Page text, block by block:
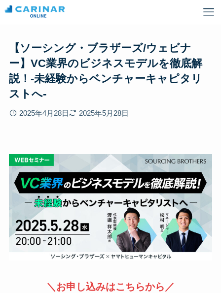
【ソーシング・ブラザーズ/ウェビナ
ー】VC業界のビジネスモデルを徹底解
説！-未経験からベンチャーキャピタリ
ストへ-
2025年4月28日 2025年5月28日
＼お申し込みはこちらから／